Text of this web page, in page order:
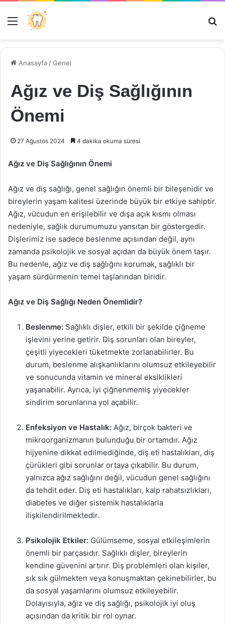
Menü
Anasayfa /Genel
Ağız ve Diş Sağlığının
Önemi
27 Ağustos 2024 4 dakika okuma süresi
Ağız ve Diş Sağlığının Önemi
Ağız ve diş sağlığı, genel sağlığın önemli bir bileşenidir ve
bireylerin yaşam kalitesi üzerinde büyük bir etkiye sahiptir.
Ağız, vücudun en erişilebilir ve dışa açık kısmı olması
nedeniyle, sağlık durumumuzu yansıtan bir göstergedir.
Dişlerimiz ise sadece beslenme açısından değil, aynı
zamanda psikolojik ve sosyal açıdan da büyük önem taşır.
Bu nedenle, ağız ve diş sağlığını korumak, sağlıklı bir
yaşam sürdürmenin temel taşlarından biridir.
Ağız ve Diş Sağlığı Neden Önemlidir?
Beslenme: Sağlıklı dişler, etkili bir şekilde çiğneme
işlevini yerine getirir. Diş sorunları olan bireyler,
çeşitli yiyecekleri tüketmekte zorlanabilirler. Bu
durum, beslenme alışkanlıklarını olumsuz etkileyebilir
ve sonucunda vitamin ve mineral eksiklikleri
yaşanabilir. Ayrıca, iyi çiğnenmemiş yiyecekler
sindirim sorunlarına yol açabilir.
Enfeksiyon ve Hastalık: Ağız, birçok bakteri ve
mikroorganizmanın bulunduğu bir ortamdır. Ağız
hijyenine dikkat edilmediğinde, diş eti hastalıkları, diş
çürükleri gibi sorunlar ortaya çıkabilir. Bu durum,
yalnızca ağız sağlığını değil, vücudun genel sağlığını
da tehdit eder. Diş eti hastalıkları, kalp rahatsızlıkları,
diabetes ve diğer sistemik hastalıklarla
ilişkilendirilmektedir.
Psikolojik Etkiler: Gülümseme, sosyal etkileşimlerin
önemli bir parçasıdır. Sağlıklı dişler, bireylerin
kendine güvenini artırır. Diş problemleri olan kişiler,
sık sık gülmekten veya konuşmaktan çekinebilirler, bu
da sosyal yaşamlarını olumsuz etkileyebilir.
Dolayısıyla, ağız ve diş sağlığı, psikolojik iyi oluş
açısından da kritik bir rol oynar.